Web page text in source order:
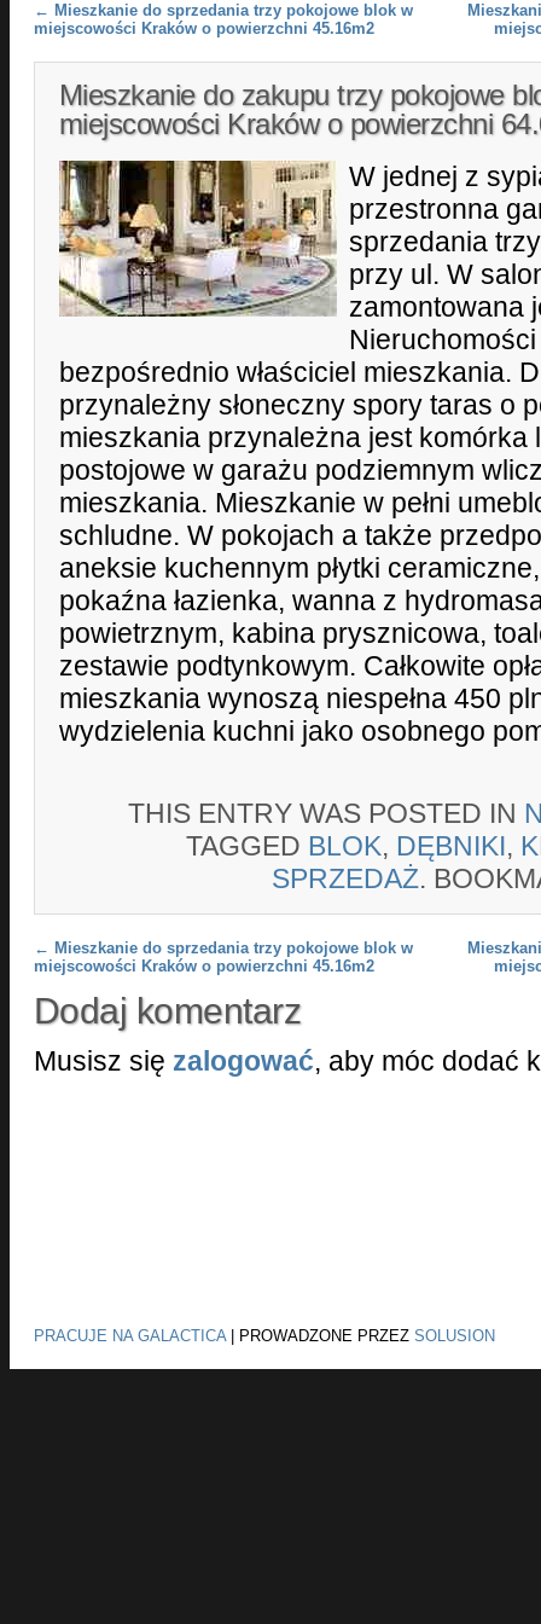
Post navigation
← Mieszkanie do sprzedania trzy pokojowe blok w
miejscowości Kraków o powierzchni 45.16m2
Mieszkanie do zakupu trzy pokojowe
miejscowości Kraków o powierzchni
W jednej z
przestronna
sprzedania
przy ul. W
zamontowana
bezpośrednio właściciel mieszkania.
przynależny słoneczny spory taras o
mieszkania przynależna jest komórka
postojowe w garażu podziemnym
mieszkania. Mieszkanie w pełni
schludne. W pokojach a także
aneksie kuchennym płytki
pokaźna łazienka, wanna z
powietrznym, kabina prysznicowa,
zestawie podtynkowym. Całkowite
mieszkania wynoszą niespełna 450
wydzielenia kuchni jako osobnego
THIS ENTRY WAS POSTED IN
TAGGED BLOK, DĘBNIKI,
SPRZEDAŻ.
Post navigation
← Mieszkanie do sprzedania trzy pokojowe blok w
miejscowości Kraków o powierzchni 45.16m2
Dodaj komentarz
Musisz się zalogować, aby móc dodać
PRACUJE NA GALACTICA| PROWADZONE PRZEZ SOLUSION